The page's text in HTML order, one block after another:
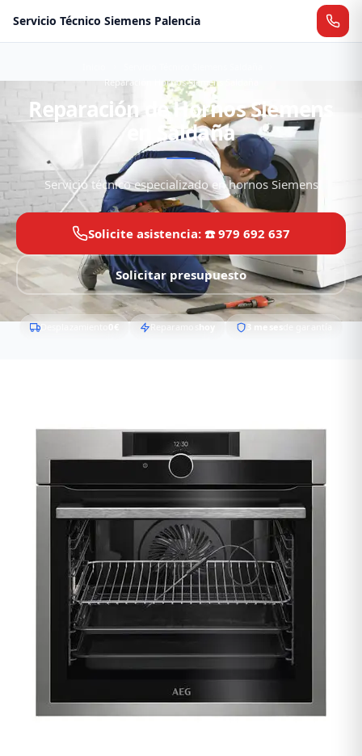
Servicio Técnico Siemens Palencia
Reparación Hornos Siemens Saldaña
Reparación de Hornos Siemens
en Saldaña
Servicio técnico especializado en hornos Siemens
Solicite asistencia: ☎️ 979 692 637
Solicitar presupuesto
Desplazamiento 0€ Reparamos hoy 3 mesesde garantía